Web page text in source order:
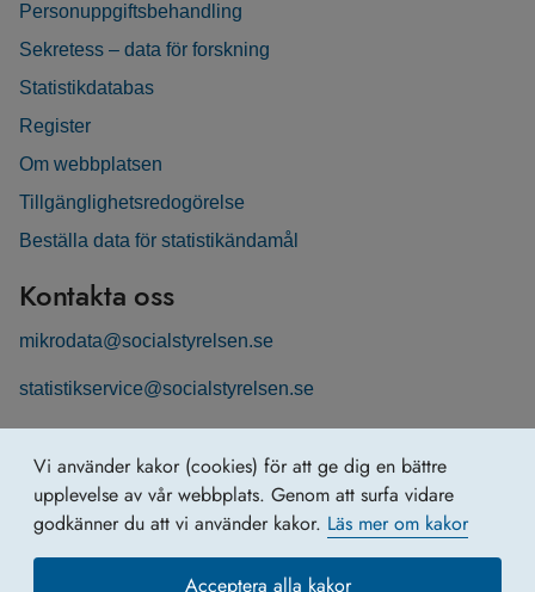
Vi använder kakor (cookies) för att ge dig en bättre
upplevelse av vår webbplats. Genom att surfa vidare
godkänner du att vi använder kakor. Läs mer om kakor
Acceptera alla kakor
Personuppgiftsbehandling
Sekretess – data för forskning
Statistikdatabas
Register
Om webbplatsen
Tillgänglighetsredogörelse
Beställa data för statistikändamål
Kontakta oss
mikrodata@socialstyrelsen.se
statistikservice@socialstyrelsen.se
Registerservice på LinkedIn